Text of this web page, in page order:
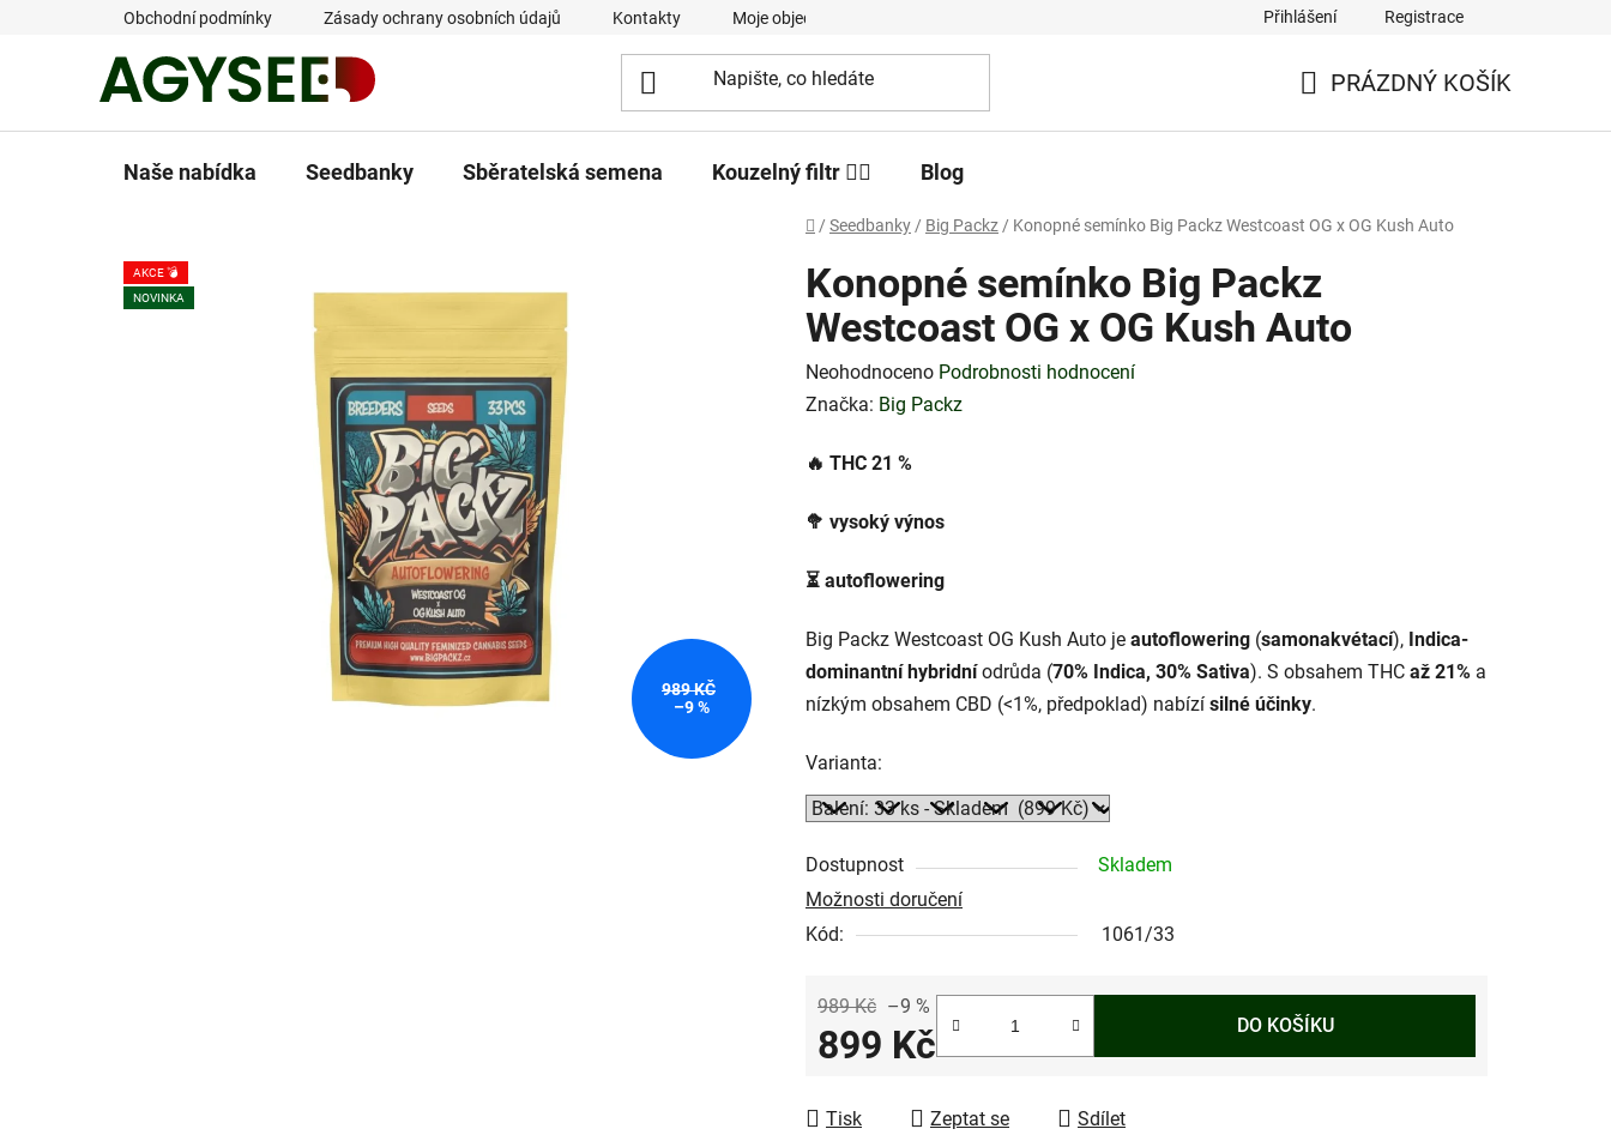
Obchodní podmínky Zásady ochrany osobních údajů Kontakty Moje objednávka Přihlášení Registrace
PRÁZDNÝ KOŠÍK
Naše nabídka Seedbanky Sběratelská semena Kouzelný filtr 🧙‍♂️ Blog
Domů
/ Seedbanky / Big Packz / Konopné semínko Big Packz Westcoast OG x OG Kush Auto
Konopné semínko Big Packz
Westcoast OG x OG Kush Auto
Průměrné
hodnocení
je
z
Neohodnoceno Podrobnosti hodnocení
Značka: Big Packz
🔥 THC 21 %
🥦 vysoký výnos
⏳ autoflowering
Big Packz Westcoast OG Kush Auto je autoflowering (samonakvétací), Indica-
dominantní hybridníodrůda (70% Indica, 30% Sativa). S obsahem THC až 21% a
nízkým obsahem CBD (<1%, předpoklad) nabízí silné účinky.
Varianta:
Dostupnost
Skladem
Možnosti doručení
Kód:
1061/33
989 Kč –9 %
899 Kč DO KOŠÍKU
Tisk Zeptat se Sdílet
AKCE 💣
NOVINKA
989 KČ
–9 %